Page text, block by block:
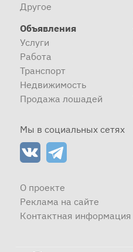
Другое
Объявления
Услуги
Работа
Транспорт
Недвижимость
Продажа лошадей
Мы в социальных сетях
О проекте
Реклама на сайте
Контактная информация